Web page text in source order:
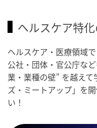
ヘルスケア特
ヘルスケア・医療領域
公社・団体・官公庁な
業・業種の壁” を越え
ズ・ミートアップ」を
い！